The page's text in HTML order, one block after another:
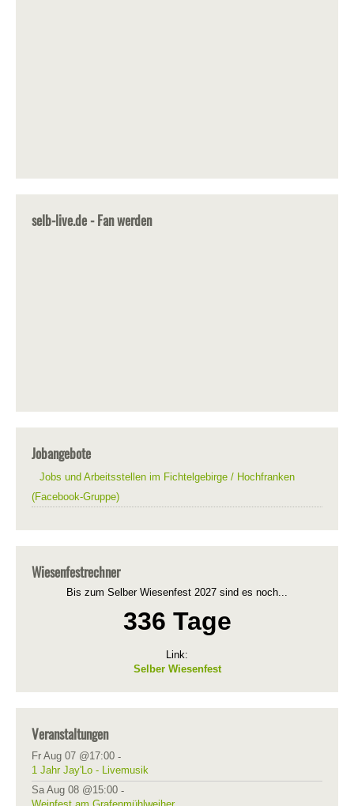
selb-live.de - Fan werden
Jobangebote
Jobs und Arbeitsstellen im Fichtelgebirge / Hochfranken
(Facebook-Gruppe)
Wiesenfestrechner
Bis zum Selber Wiesenfest 2027 sind es noch...
336 Tage
Link:
Selber Wiesenfest
Veranstaltungen
Fr Aug 07 @17:00 -
1 Jahr Jay'Lo - Livemusik
Sa Aug 08 @15:00 -